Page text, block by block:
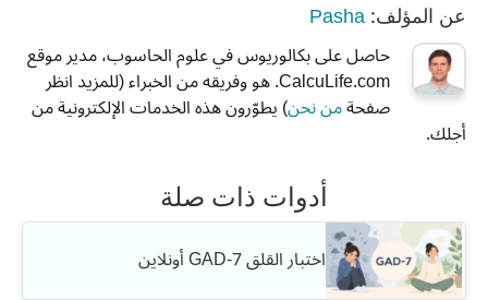
عن المؤلف: Pasha
حاصل على بكالوريوس في علوم الحاسوب، مدير موقع
CalcuLife.com. هو وفريقه من الخبراء (للمزيد انظر
صفحةمن نحن) يطوّرون هذه الخدمات الإلكترونية من
أجلك.
أدوات ذات صلة
اختبار القلق GAD-7 أونلاين